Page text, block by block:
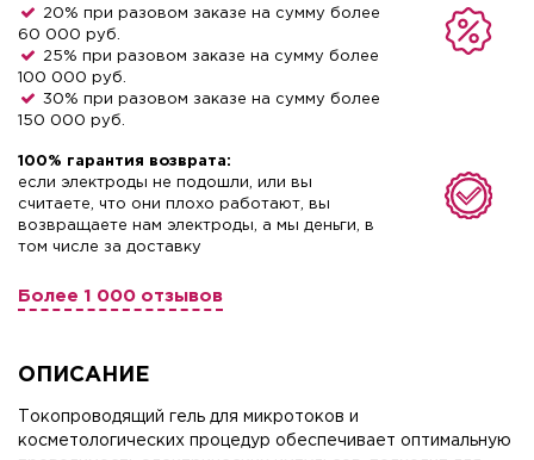
20% при разовом заказе на сумму более
60 000 руб.
25% при разовом заказе на сумму более
100 000 руб.
30% при разовом заказе на сумму более
150 000 руб.
100% гарантия возврата:
если электроды не подошли, или вы
считаете, что они плохо работают, вы
возвращаете нам электроды, а мы деньги, в
том числе за доставку
Более 1 000 отзывов
ОПИСАНИЕ
Токопроводящий гель для микротоков и
косметологических процедур обеспечивает оптимальную